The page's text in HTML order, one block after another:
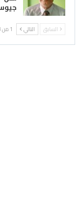
السابق التالي 1 من 423